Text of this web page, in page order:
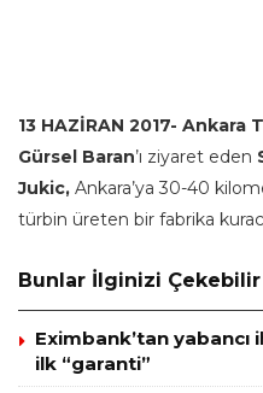
13 HAZİRAN 2017- Ankara
Gürsel Baran’ı ziyaret eden
Jukic, Ankara’ya 30-40
türbin üreten bir fabrika
Bunlar İlginizi Çekebilir
Eximbank’tan
ilk “garanti”